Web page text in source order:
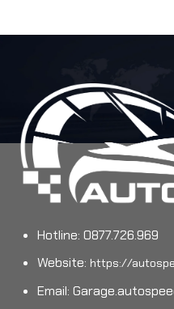
Hotline: 0877.726.969
Website: https://
Email: